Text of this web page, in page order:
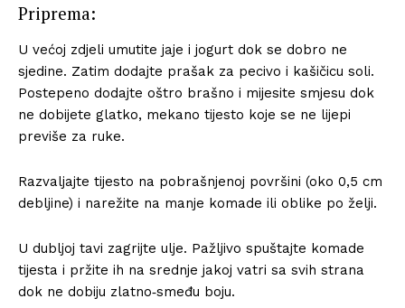
Priprema:
U većoj zdjeli umutite jaje i jogurt dok se dobro ne
sjedine. Zatim dodajte prašak za pecivo i kašičicu soli.
Postepeno dodajte oštro brašno i mijesite smjesu dok
ne dobijete glatko, mekano tijesto koje se ne lijepi
previše za ruke.
Razvaljajte tijesto na pobrašnjenoj površini (oko 0,5 cm
debljine) i narežite na manje komade ili oblike po želji.
U dubljoj tavi zagrijte ulje. Pažljivo spuštajte komade
tijesta i pržite ih na srednje jakoj vatri sa svih strana
dok ne dobiju zlatno‑smeđu boju.